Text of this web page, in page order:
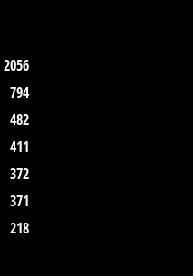
2056
794
482
411
372
371
218